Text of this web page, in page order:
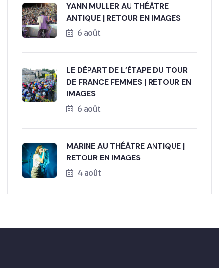
YANN MULLER AU THÉÂTRE
ANTIQUE | RETOUR EN IMAGES
6 août
LE DÉPART DE L’ÉTAPE DU TOUR
DE FRANCE FEMMES | RETOUR EN
IMAGES
6 août
MARINE AU THÉÂTRE ANTIQUE |
RETOUR EN IMAGES
4 août